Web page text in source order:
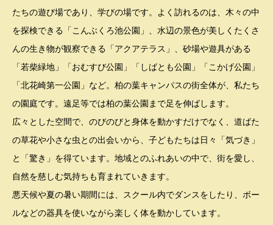
たちの遊び場であり、学びの場です。よく訪れるのは、木々の中
を探検できる「こんぶくろ池公園」、水辺の景色が美しくたくさ
んの生き物が観察できる「アクアテラス」、砂場や遊具がある
「若柴緑地」「おむすび公園」「しばとも公園」「こかげ公園」
「北花崎第一公園」など。柏の葉キャンパスの街全体が、私たち
の園庭です。遠足等では柏の葉公園まで足を伸ばします。
広々とした空間で、のびのびと身体を動かすだけでなく、道ばた
の草花や小さな虫との出会いから、子どもたちは日々「気づき」
と「驚き」を得ています。地域とのふれあいの中で、街を愛し、
自然を慈しむ気持ちも育まれていきます。
悪天候や夏の暑い期間には、スクール内でダンスをしたり、ボー
ルなどの器具を使いながら楽しく体を動かしています。